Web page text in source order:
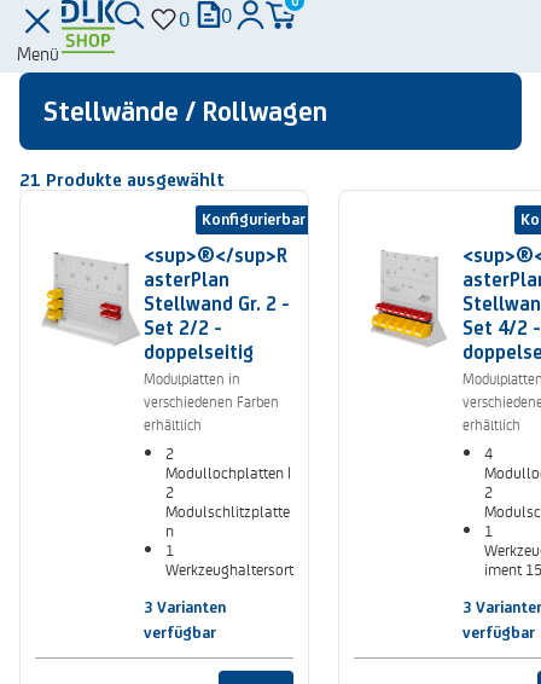
Menü
0 0
Stellwände / Rollwagen
21 Produkte ausgewählt
Konfigurierbar
<sup>®</sup>R
asterPlan
Stellwand Gr. 2 -
Set 2/2 -
doppelseitig
Modulplatten in
verschiedenen Farben
erhältlich
2
Modullochplatten |
2
Modulschlitzplatte
n
1
Werkzeughaltersort
3 Sichtlagerkästen
Gr. 7
3 Varianten
verfügbar
Set 4/2 -
erhältlich
4
2
1
iment
Gr. 6
3
verfügbar